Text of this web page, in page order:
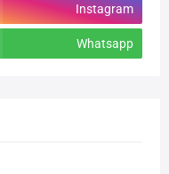
Instagram
Whatsapp